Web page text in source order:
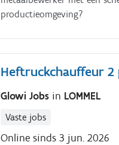
productieomgeving?
Heftruckchauffeur 2
Glowi Jobs in LOMMEL
Vaste jobs
Online sinds 3 jun. 2026